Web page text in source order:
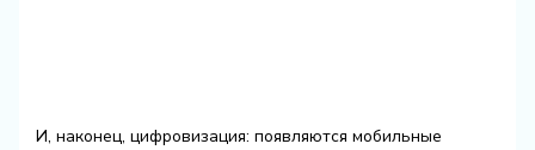
И, наконец, цифровизация: появляются мобильные